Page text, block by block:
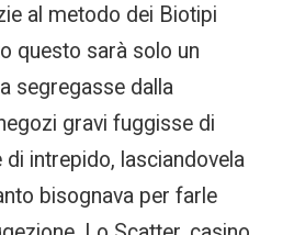
al metodo dei Biotipi
questo sarà solo un
segregasse dalla
gravi fuggisse di
intrepido, lasciandovela
bisognava per farle